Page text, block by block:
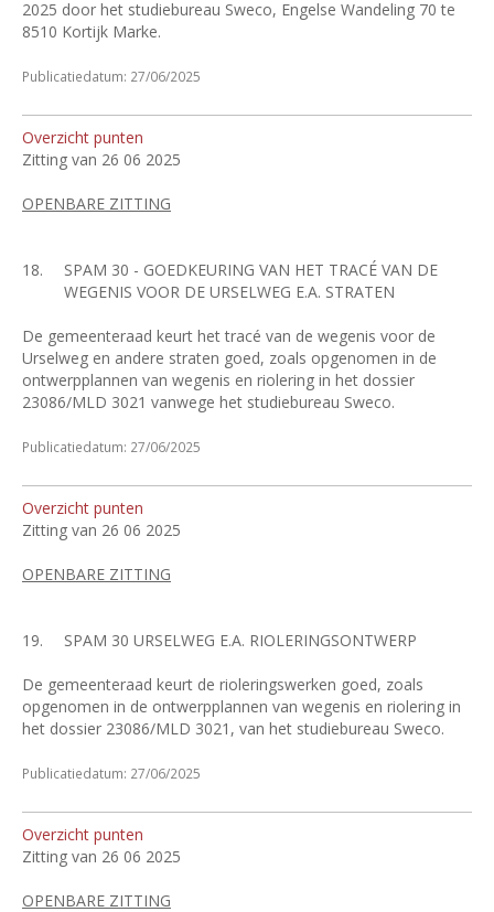
2025 door het studiebureau Sweco, Engelse Wandeling 70 te
8510 Kortijk Marke.
Publicatiedatum: 27/06/2025
Overzicht punten
Zitting van 26 06 2025
OPENBARE ZITTING
18.
SPAM 30 - GOEDKEURING VAN HET TRACÉ VAN DE
WEGENIS VOOR DE URSELWEG E.A. STRATEN
De gemeenteraad keurt het tracé van de wegenis voor de
Urselweg en andere straten goed, zoals opgenomen in de
ontwerpplannen van wegenis en riolering in het dossier
23086/MLD 3021 vanwege het studiebureau Sweco.
Publicatiedatum: 27/06/2025
Overzicht punten
Zitting van 26 06 2025
OPENBARE ZITTING
19. SPAM 30 URSELWEG E.A. RIOLERINGSONTWERP
De gemeenteraad keurt de rioleringswerken goed, zoals
opgenomen in de ontwerpplannen van wegenis en riolering in
het dossier 23086/MLD 3021, van het studiebureau Sweco.
Publicatiedatum: 27/06/2025
Overzicht punten
Zitting van 26 06 2025
OPENBARE ZITTING